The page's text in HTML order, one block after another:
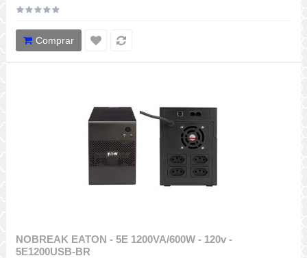
Comprar
NOBREAK EATON - 5E 1200VA/600W - 120v -
5E1200USB-BR